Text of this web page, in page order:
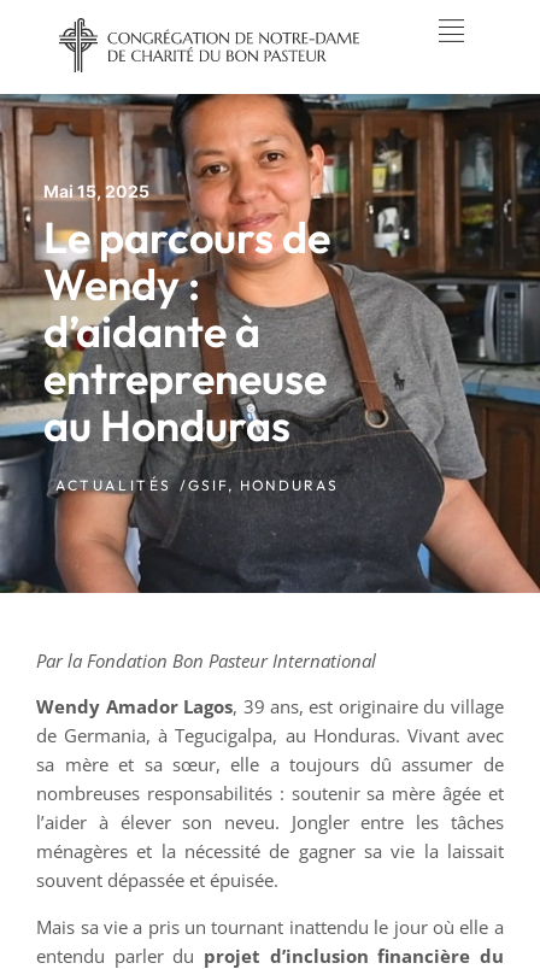
Mai 15, 2025
Le parcours de
Wendy :
d’aidante à
entrepreneuse
au Honduras
ACTUALITÉS /GSIF, HONDURAS
Par la Fondation Bon Pasteur International
Wendy Amador Lagos, 39 ans, est originaire du village
de Germania, à Tegucigalpa, au Honduras. Vivant avec
sa mère et sa sœur, elle a toujours dû assumer de
nombreuses responsabilités : soutenir sa mère âgée et
l’aider à élever son neveu. Jongler entre les tâches
ménagères et la nécessité de gagner sa vie la laissait
souvent dépassée et épuisée.
Mais sa vie a pris un tournant inattendu le jour où elle a
entendu parler du projet d’inclusion financière du